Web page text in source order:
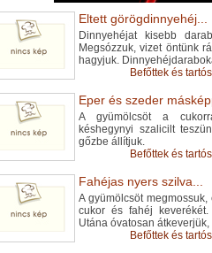
Eltett görögdinnyehéj...
Dinnyehéjat kisebb
Megsózzuk, vizet öntünk
hagyjuk.
Befőttek és
Eper és szeder
A gyümölcsöt a
késhegynyi szalicilt
gőzbe állítjuk.
Befőttek és
Fahéjas nyers szilva...
A gyümölcsöt
cukor és fahéj
Utána óvatosan átkeverjük,
Befőttek és